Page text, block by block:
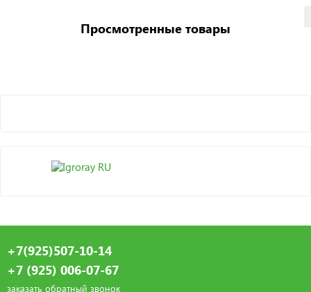
Просмотренные товары
+7(925)507-10-14
+7 (925) 006-07-67
заказать обратный звонок